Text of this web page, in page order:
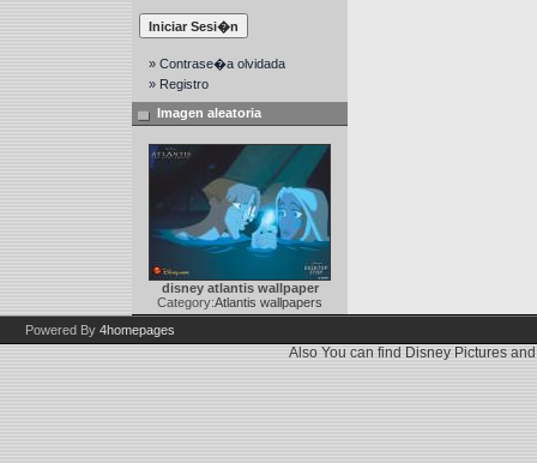
» Contrase�a olvidada
» Registro
Imagen aleatoria
disney atlantis wallpaper
Category:Atlantis wallpapers
Powered By 4homepages
Also You can find Disney Pictures